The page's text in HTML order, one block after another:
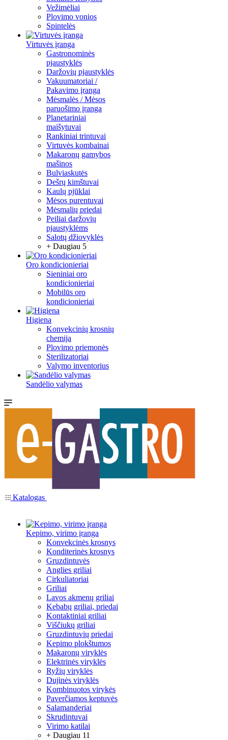
Vežimėliai
Plovimo vonios
Spintelės
Virtuvės įranga
Gastronominės
pjaustyklės
Daržovių pjaustyklės
Vakuumatoriai /
Pakavimo įranga
Mėsmalės / Mėsos
paruošimo įranga
Planetariniai
maišytuvai
Rankiniai trintuvai
Virtuvės kombainai
Makaronų gamybos
mašinos
Bulviaskutės
Dešrų kimštuvai
Kaulų pjūklai
Mėsos purentuvai
Mėsmalių priedai
Peiliai daržovių
pjaustyklėms
Salotų džiovyklės
+ Daugiau 5
Oro kondicionieriai
Sieniniai oro
kondicionieriai
Mobilūs oro
kondicionieriai
Higiena
Konvekcinių krosnių
chemija
Plovimo priemonės
Sterilizatoriai
Valymo inventorius
Sandėlio valymas
Katalogas
Kepimo, virimo įranga
Konvekcinės krosnys
Konditerinės krosnys
Gruzdintuvės
Anglies griliai
Cirkuliatoriai
Griliai
Lavos akmenų griliai
Kebabų griliai, priedai
Kontaktiniai griliai
Viščiukų griliai
Gruzdintuvių priedai
Kepimo plokštumos
Makaronų viryklės
Elektrinės viryklės
Ryžių viryklės
Dujinės viryklės
Kombinuotos virykės
Paverčiamos keptuvės
Salamanderiai
Skrudintuvai
Virimo katilai
+ Daugiau 11